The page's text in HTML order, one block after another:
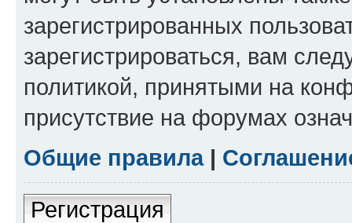
зарегистрированных
зарегистрироваться, вам
политикой, принятыми на
присутствие на форумах
Общие правила|
Регистрация